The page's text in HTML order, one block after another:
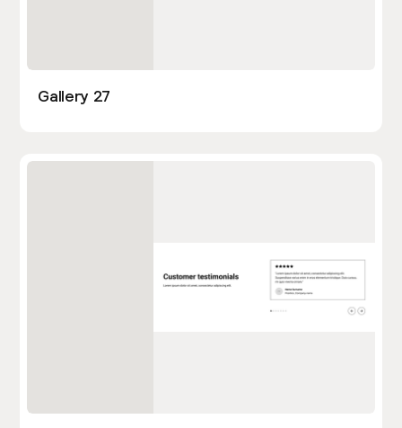
Gallery 27